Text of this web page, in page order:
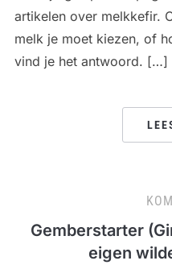
artikelen over melkkefir.
melk je moet kiezen, of
vind je het antwoord. […]
Gemberstarter
eigen